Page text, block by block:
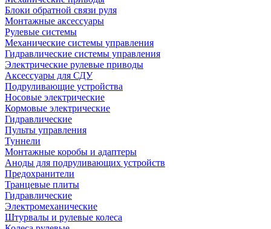
Блоки обратной связи руля
Монтажные аксессуары
Рулевые системы
Механические системы управления
Гидравлические системы управления
Электрические рулевые приводы
Аксессуары для СДУ
Подруливающие устройства
Носовые электрические
Кормовые электрические
Гидравлические
Пульты управления
Туннели
Монтажные коробы и адаптеры
Аноды для подруливающих устройств
Предохранители
Транцевые плиты
Гидравлические
Электромеханические
Штурвалы и рулевые колеса